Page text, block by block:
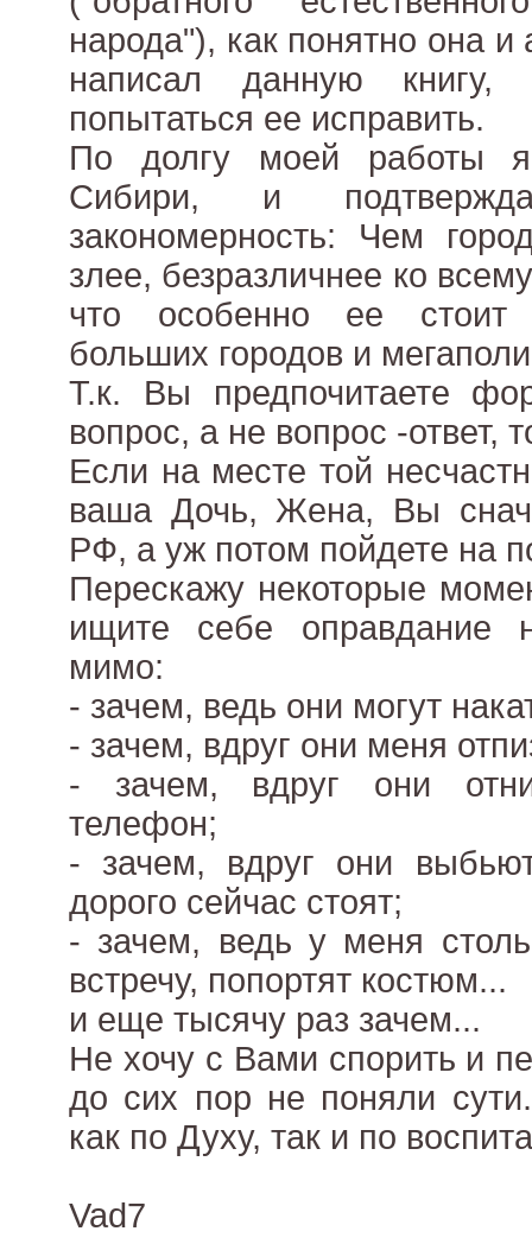
народа"), как понятно она и
написал данную книгу,
попытаться ее исправить.
По долгу моей работы
Сибири, и
закономерность: Чем
злее, безразличнее ко
что особенно ее стоит
больших городов и
Т.к. Вы предпочитаете
вопрос, а не вопрос -ответ,
Если на месте той
ваша Дочь, Жена, Вы
РФ, а уж потом пойдете на
Перескажу некоторые
ищите себе оправдание
мимо:
- зачем, ведь они могут
- зачем, вдруг они меня
- зачем, вдруг они
телефон;
- зачем, вдруг они
дорого сейчас стоят;
- зачем, ведь у меня
встречу, попортят костюм...
и еще тысячу раз зачем...
Не хочу с Вами спорить и
до сих пор не поняли
как по Духу, так и по
Vad7